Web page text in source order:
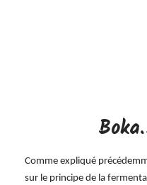
Comme expliqué
sur le principe de la